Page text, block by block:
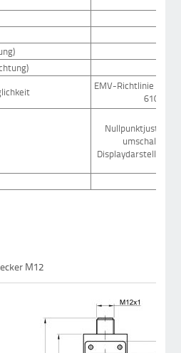
EMV-Richtlinie
61000-
Nullpunktjustage,
umschaltbare
Displaydarstellung
M12